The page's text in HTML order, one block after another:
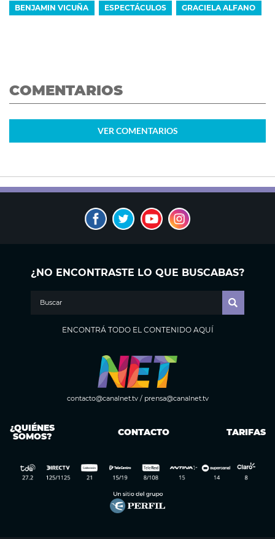
BENJAMIN VICUÑA ESPECTÁCULOS GRACIELA ALFANO
COMENTARIOS
VER COMENTARIOS
¿NO ENCONTRASTE LO QUE BUSCABAS?
ENCONTRÁ TODO EL CONTENIDO AQUÍ
contacto@canalnet.tv/ prensa@canalnet.tv
¿QUIÉNES
SOMOS? CONTACTO TARIFAS